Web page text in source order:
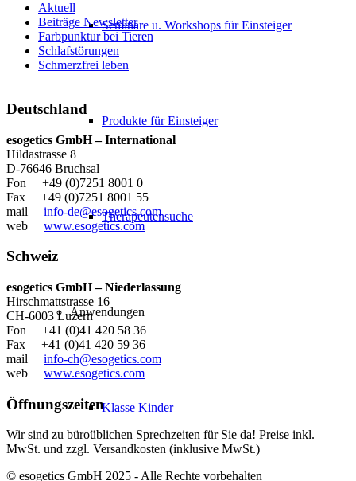
Seminare u. Workshops für Einsteiger
Produkte für Einsteiger
Therapeutensuche
Anwendungen
Klasse Kinder
Aktuell
Beiträge Newsletter
Farbpunktur bei Tieren
Schlafstörungen
Schmerzfrei leben
Deutschland
esogetics GmbH – International
Hildastrasse 8
D-76646 Bruchsal
Fon +49 (0)7251 8001 0
Fax +49 (0)7251 8001 55
mail info-de@esogetics.com
web www.esogetics.com
Schweiz
esogetics GmbH – Niederlassung
Hirschmattstrasse 16
CH-6003 Luzern
Fon +41 (0)41 420 58 36
Fax +41 (0)41 420 59 36
mail info-ch@esogetics.com
web www.esogetics.com
Öffnungszeiten
Wir sind zu büroüblichen Sprechzeiten für Sie da! Preise inkl.
MwSt. und zzgl. Versandkosten (inklusive MwSt.)
© esogetics GmbH 2025 - Alle Rechte vorbehalten